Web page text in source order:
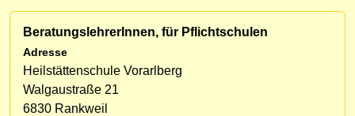
BeratungslehrerInnen, für Pflichtschulen
Adresse
Heilstättenschule Vorarlberg
Walgaustraße 21
6830 Rankweil